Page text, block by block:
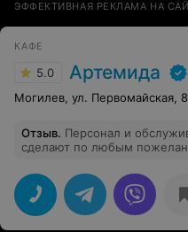
ЭФФЕКТИВНАЯ РЕКЛАМА НА
КАФЕ
5.0 Артемида
Могилев, ул. Первомайская,
Отзыв. Персонал и
сделают по любым
столик за пару дней,
под время, всё корректно
Родители в восторге от
так вкусно не ела, и цены